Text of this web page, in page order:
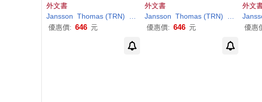
外文書
Jansson Thomas (TRN)
/ Warburton
優惠價: 646 元
外文書
Jansson Thomas (TRN)
/
優惠價: 646 元
外文
優惠